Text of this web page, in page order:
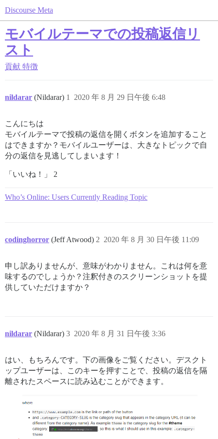
Discourse Meta
モバイルテーマでの投稿返信リ
スト
貢献 特徴
nildarar (Nildarar) 2020 年 8 月 29 日午後 6:48
1
こんにちは
モバイルテーマで投稿の返信を開くボタンを追加すること
はできますか？モバイルユーザーは、大きなトピックで自
分の返信を見逃してしまいます！
「いいね！」 2
Who’s Online: Users Currently Reading Topic
codinghorror (Jeff Atwood) 2020 年 8 月 30 日午後 11:09
2
申し訳ありませんが、意味がわかりません。これは何を意
味するのでしょうか？注釈付きのスクリーンショットを提
供していただけますか？
nildarar (Nildarar) 2020 年 8 月 31 日午後 3:36
3
はい、もちろんです。下の画像をご覧ください。デスクト
ップユーザーは、このキーを押すことで、投稿の返信を隔
離されたスペースに読み込むことができます。